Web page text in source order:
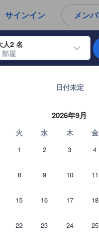
サインイン メン
人2 名
部屋
て、チェックイン日とチェ
日付未定
2026年9月
火 水 木 金
1 2 3 4
8 9 10 11
15 16 17 18
22 23 24 25
宿泊選びをされるユーザー